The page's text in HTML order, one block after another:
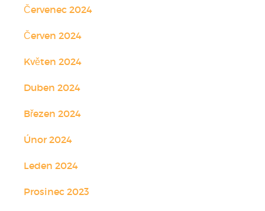
Červenec 2024
Červen 2024
Květen 2024
Duben 2024
Březen 2024
Únor 2024
Leden 2024
Prosinec 2023